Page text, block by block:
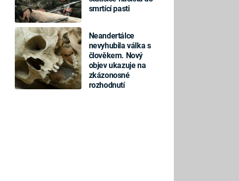
smrtící pasti
Neandertálce
nevyhubila válka s
člověkem. Nový
objev ukazuje na
zkázonosné
rozhodnutí